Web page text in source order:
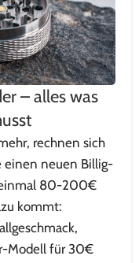
– alles was
rechnen sich
einen neuen Billig-
einmal 80-200€
kommt:
Modell für 30€